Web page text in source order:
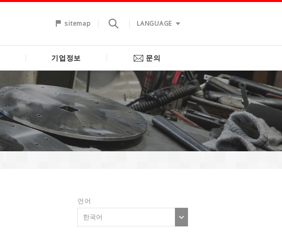
sitemap LANGUAGE
기업정보 문의
언어